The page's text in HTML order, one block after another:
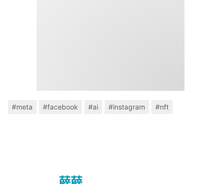
#meta #facebook #ai #instagram #nft